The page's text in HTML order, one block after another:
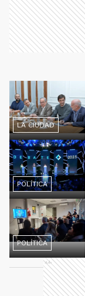
LA CIUDAD
POLÍTICA
POLÍTICA
Ads